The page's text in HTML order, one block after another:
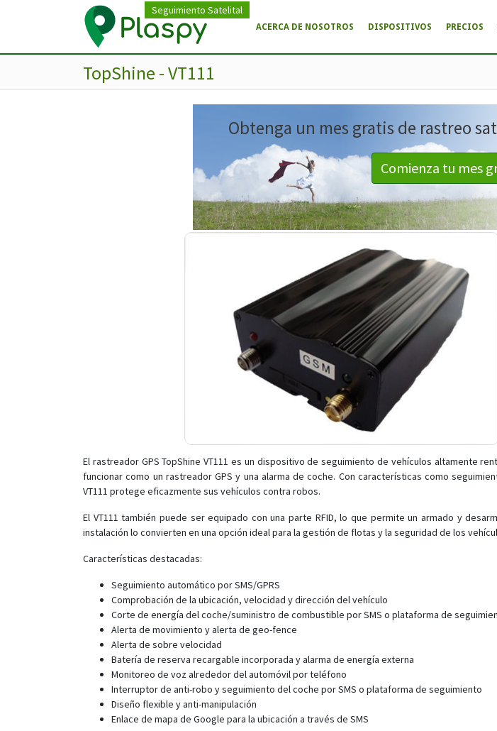
Seguimiento Satelital
ACERCA DE NOSOTROS DISPOSITIVOS PRECIOS
TopShine - VT111
Obtenga un mes gratis de rastreo
Comienza tu mes
El rastreador GPS TopShine VT111 es un dispositivo de seguimiento de vehículos altamente
funcionar como un rastreador GPS y una alarma de coche. Con características como
VT111 protege eficazmente sus vehículos contra robos.
El VT111 también puede ser equipado con una parte RFID, lo que permite un armado y
instalación lo convierten en una opción ideal para la gestión de flotas y la seguridad de los
Características destacadas:
Seguimiento automático por SMS/GPRS
Comprobación de la ubicación, velocidad y dirección del vehículo
Corte de energía del coche/suministro de combustible por SMS o plataforma de
Alerta de movimiento y alerta de geo-fence
Alerta de sobre velocidad
Batería de reserva recargable incorporada y alarma de energía externa
Monitoreo de voz alrededor del automóvil por teléfono
Interruptor de anti-robo y seguimiento del coche por SMS o plataforma de seguimiento
Diseño flexible y anti-manipulación
Enlace de mapa de Google para la ubicación a través de SMS